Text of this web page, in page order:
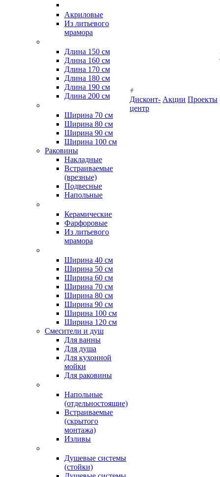
Акриловые
Из литьевого
мрамора
Длина 150 см
Длина 160 см
Длина 170 см
Длина 180 см
Длина 190 см
Длина 200 см
Ширина 70 см
Ширина 80 см
Ширина 90 см
Ширина 100 см
Раковины
Накладные
Встраиваемые
(врезные)
Подвесные
Напольные
Керамические
Фарфоровые
Из литьевого
мрамора
Ширина 40 см
Ширина 50 см
Ширина 60 см
Ширина 70 см
Ширина 80 см
Ширина 90 см
Ширина 100 см
Ширина 120 см
Смесители и душ
Для ванны
Для душа
Для кухонной
мойки
Для раковины
Напольные
(отдельностоящие)
Встраиваемые
(скрытого
монтажа)
Изливы
Душевые системы
(стойки)
Дисконт-
центр
Акции Проекты